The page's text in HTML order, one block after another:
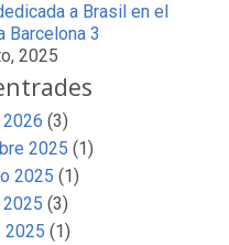
a Brasil en el
Barcelona 3
2025
(3)
2025 (1)
2025 (1)
(3)
2025 (1)